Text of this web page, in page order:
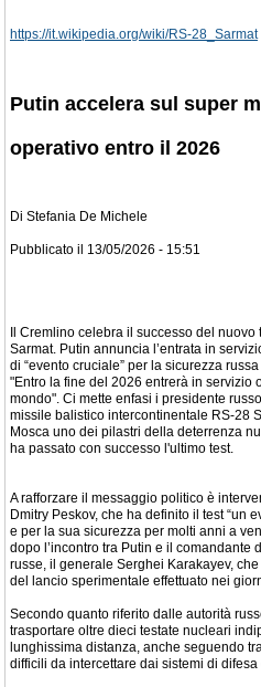
https://it.wikipedia.org/wiki/RS-28_Sarmat
Putin accelera sul super
operativo entro il 2026
Di Stefania De Michele
Pubblicato il 13/05/2026 - 15:51
Il Cremlino celebra il successo del
Sarmat. Putin annuncia l’entrata in
di “evento cruciale” per la sicurezza russa
"Entro la fine del 2026 entrerà in servizio
mondo". Ci mette enfasi i presidente
missile balistico intercontinentale RS-28
Mosca uno dei pilastri della deterrenza
ha passato con successo l'ultimo test.
A rafforzare il messaggio politico è
Dmitry Peskov, che ha definito il test “un
e per la sua sicurezza per molti anni a
dopo l’incontro tra Putin e il comandante
russe, il generale Serghei Karakayev,
del lancio sperimentale effettuato nei
Secondo quanto riferito dalle autorità
trasportare oltre dieci testate nucleari
lunghissima distanza, anche seguendo
difficili da intercettare dai sistemi di